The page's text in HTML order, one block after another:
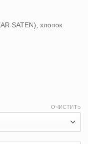
SATEN), хлопок
ОЧИСТИТЬ